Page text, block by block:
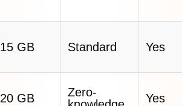
15 GB Standard Yes
20 GB
Zero-
Yes